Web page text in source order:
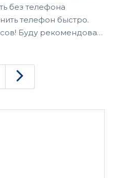
без телефона
телефон быстро.
Буду рекомендовать